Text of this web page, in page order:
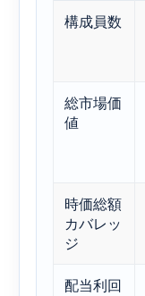
構成員数
総市場価
値
時価総額
カバレッ
ジ
配当利回